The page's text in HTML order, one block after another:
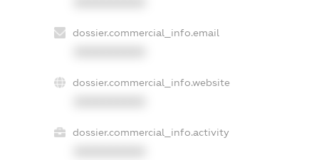
dossier.commercial_info.email
dossier.commercial_info.website
dossier.commercial_info.activity